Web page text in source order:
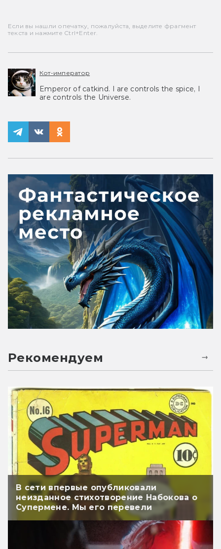
Если вы нашли опечатку, пожалуйста, выделите фрагмент
текста и нажмите Ctrl+Enter.
Кот-император
Emperor of catkind. I are controls the spice, I
are controls the Universe.
Рекомендуем
В сети впервые опубликовали
неизданное стихотворение Набокова о
Супермене. Мы его перевели